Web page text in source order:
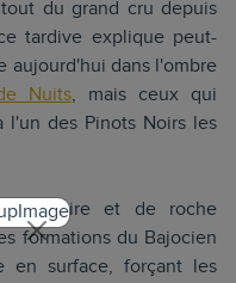
du grand cru depuis
tardive explique peut-
aujourd'hui dans l'ombre
Nuits, mais ceux qui
l'un des Pinots Noirs les
calcaire et de roche
formations du Bajocien
en surface, forçant les